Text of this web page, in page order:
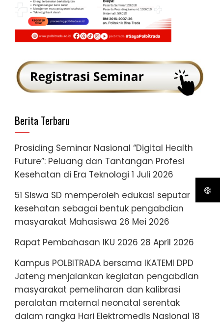
Berita Terbaru
Prosiding Seminar Nasional “Digital Health
Future”: Peluang dan Tantangan Profesi
Kesehatan di Era Teknologi 1 Juli 2026
51 Siswa SD memperoleh edukasi seputar
kesehatan sebagai bentuk pengabdian
masyarakat Mahasiswa 26 Mei 2026
Rapat Pembahasan IKU 2026 28 April 2026
Kampus POLBITRADA bersama IKATEMI DPD
Jateng menjalankan kegiatan pengabdian
masyarakat pemeliharan dan kalibrasi
peralatan maternal neonatal serentak
dalam rangka Hari Elektromedis Nasional 18